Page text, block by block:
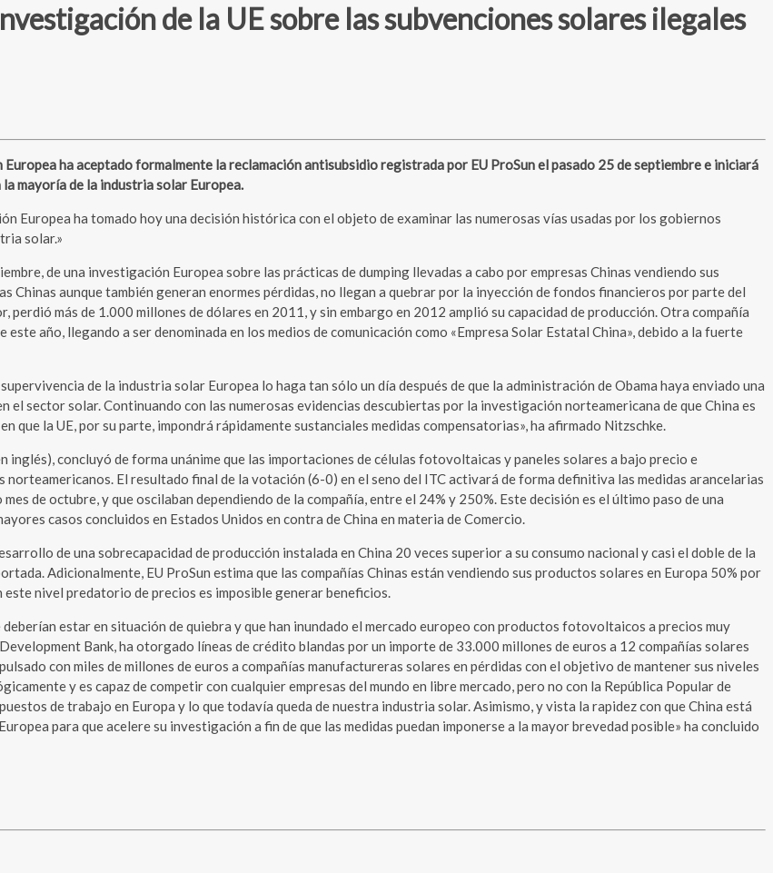
de la UE sobre las subvenciones solares ilegales
ha aceptado formalmente la reclamación antisubsidio registrada por EU ProSun el pasado 25 de septiembre e iniciará
mayoría de la industria solar Europea.
Europea ha tomado hoy una decisión histórica con el objeto de examinar las numerosas vías usadas por los gobiernos
solar.»
de una investigación Europea sobre las prácticas de dumping llevadas a cabo por empresas Chinas vendiendo sus
Chinas aunque también generan enormes pérdidas, no llegan a quebrar por la inyección de fondos financieros por parte del
más de 1.000 millones de dólares en 2011, y sin embargo en 2012 amplió su capacidad de producción. Otra compañía
año, llegando a ser denominada en los medios de comunicación como «Empresa Solar Estatal China», debido a la fuerte
de la industria solar Europea lo haga tan sólo un día después de que la administración de Obama haya enviado una
el sector solar. Continuando con las numerosas evidencias descubiertas por la investigación norteamericana de que China es
la UE, por su parte, impondrá rápidamente sustanciales medidas compensatorias», ha afirmado Nitzschke.
inglés), concluyó de forma unánime que las importaciones de células fotovoltaicas y paneles solares a bajo precio e
El resultado final de la votación (6-0) en el seno del ITC activará de forma definitiva las medidas arancelarias
de octubre, y que oscilaban dependiendo de la compañía, entre el 24% y 250%. Este decisión es el último paso de una
casos concluidos en Estados Unidos en contra de China en materia de Comercio.
de una sobrecapacidad de producción instalada en China 20 veces superior a su consumo nacional y casi el doble de la
Adicionalmente, EU ProSun estima que las compañías Chinas están vendiendo sus productos solares en Europa 50% por
nivel predatorio de precios es imposible generar beneficios.
estar en situación de quiebra y que han inundado el mercado europeo con productos fotovoltaicos a precios muy
Bank, ha otorgado líneas de crédito blandas por un importe de 33.000 millones de euros a 12 compañías solares
con miles de millones de euros a compañías manufactureras solares en pérdidas con el objetivo de mantener sus niveles
y es capaz de competir con cualquier empresas del mundo en libre mercado, pero no con la República Popular de
de trabajo en Europa y lo que todavía queda de nuestra industria solar. Asimismo, y vista la rapidez con que China está
para que acelere su investigación a fin de que las medidas puedan imponerse a la mayor brevedad posible» ha concluido